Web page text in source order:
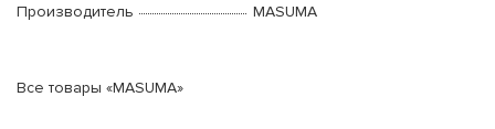
Производитель
MASUMA
Все товары «MASUMA»